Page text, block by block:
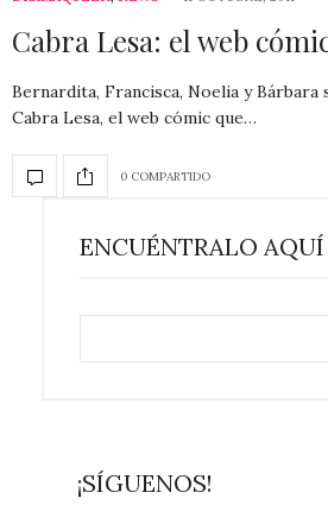
Cabra Lesa: el web
Bernardita, Francisca, Noelia y
Cabra Lesa, el web cómic que…
0 COMPARTIDO
ENCUÉNTRALO AQUÍ
¡SÍGUENOS!